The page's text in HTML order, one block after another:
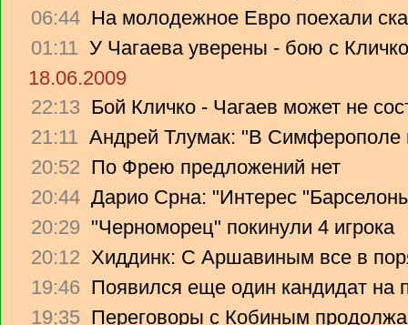
06:44 На молодежное Евро поехали
01:11 У Чагаева уверены - бою с
18.06.2009
22:13 Бой Кличко - Чагаев может не
21:11 Андрей Тлумак: "В Симферополе
20:52 По Фрею предложений нет
20:44 Дарио Срна: "Интерес
20:29 "Черноморец" покинули 4 игрока
20:12 Хиддинк: С Аршавиным все в
19:46 Появился еще один кандидат на
19:35 Переговоры с Кобиным